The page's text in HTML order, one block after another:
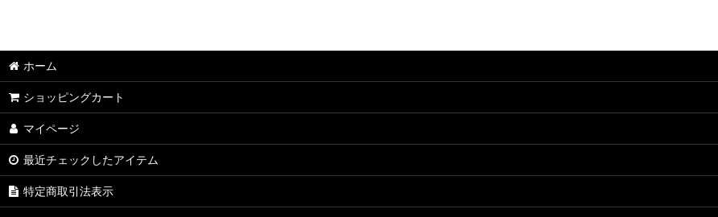
ホーム
ショッピングカート
マイページ
最近チェックしたアイテム
特定商取引法表示